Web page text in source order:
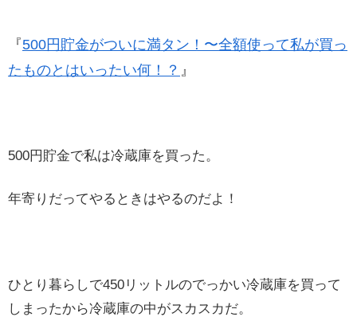
『500円貯金がついに満タン！〜全額使って私が買っ
たものとはいったい何！？ 』
500円貯金で私は冷蔵庫を買った。
年寄りだってやるときはやるのだよ！
ひとり暮らしで450リットルのでっかい冷蔵庫を買って
しまったから冷蔵庫の中がスカスカだ。